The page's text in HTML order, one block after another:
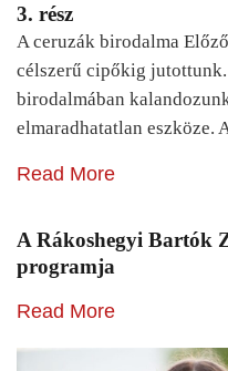
3. rész
A ceruzák birodalma
célszerű cipőkig
birodalmában
elmaradhatatlan
Read More
A Rákoshegyi Bartók
programja
Read More